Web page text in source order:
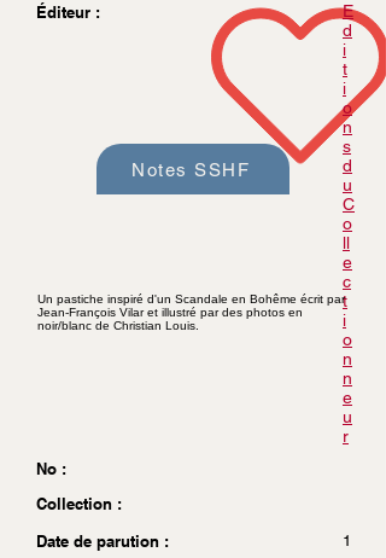
Éditeur :
E
d
i
t
i
o
n
s
d
u
C
o
ll
e
c
t
i
o
n
n
e
u
r
No :
Collection :
Date de parution :
1
Notes SSHF
Un pastiche inspiré d'un Scandale en Bohême écrit par
Jean-François Vilar et illustré par des photos en
noir/blanc de Christian Louis.